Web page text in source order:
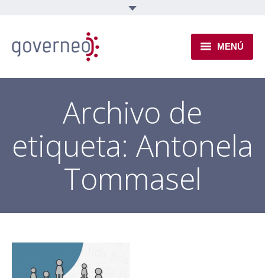
MENÚ
INSTITUCIONAL
EJES TEMÁTICOS
NOVEDADES
Archivo de
etiqueta: Antonela
Tommasel